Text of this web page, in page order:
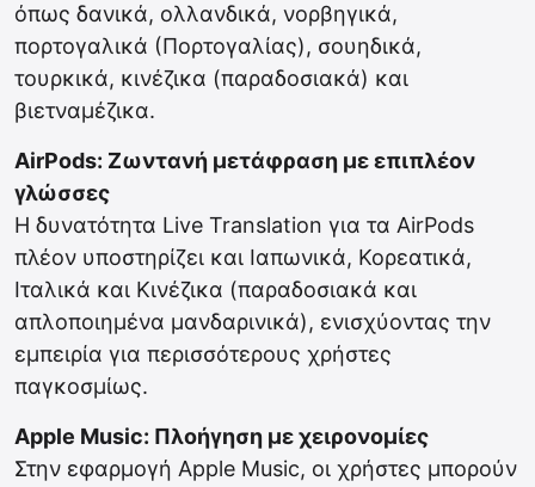
όπως δανικά, ολλανδικά, νορβηγικά,
πορτογαλικά (Πορτογαλίας), σουηδικά,
τουρκικά, κινέζικα (παραδοσιακά) και
βιετναμέζικα.
AirPods: Ζωντανή μετάφραση με επιπλέον
γλώσσες
Η δυνατότητα Live Translation για τα AirPods
πλέον υποστηρίζει και Ιαπωνικά, Κορεατικά,
Ιταλικά και Κινέζικα (παραδοσιακά και
απλοποιημένα μανδαρινικά), ενισχύοντας την
εμπειρία για περισσότερους χρήστες
παγκοσμίως.
Apple Music: Πλοήγηση με χειρονομίες
Στην εφαρμογή Apple Music, οι χρήστες μπορούν